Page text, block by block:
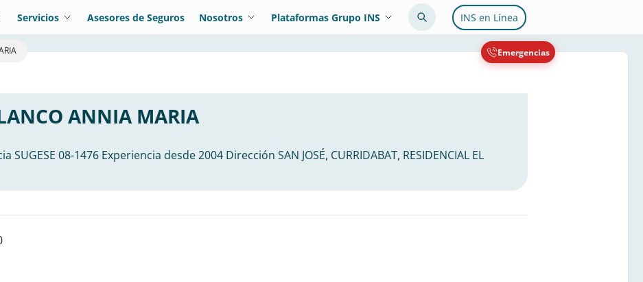
Servicios Asesores de Seguros Nosotros Plataformas Grupo INS INS en Línea
Emergencias
ANNIA MARIA
SUGESE 08-1476 Experiencia desde 2004 Dirección SAN JOSÉ, CURRIDABAT, RESIDENCIAL EL